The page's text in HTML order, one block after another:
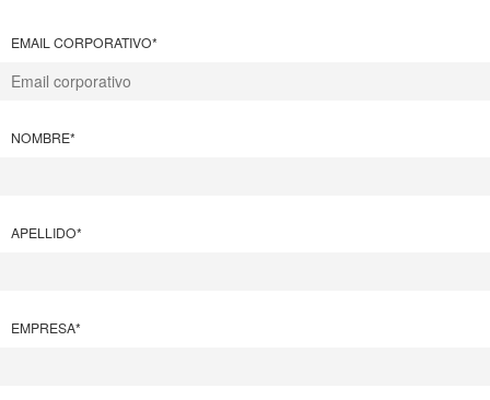
EMAIL CORPORATIVO*
NOMBRE*
APELLIDO*
EMPRESA*